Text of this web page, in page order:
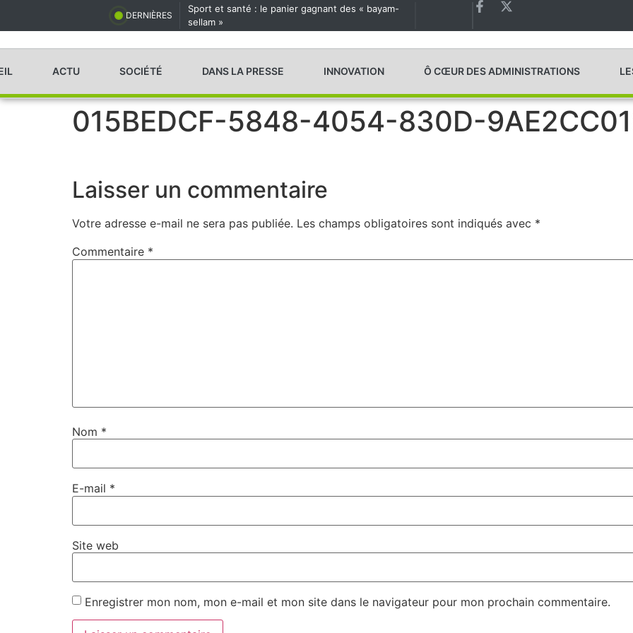
DERNIÈRES
Sport et santé : le panier gagnant des « bayam-
sellam »
Les États généraux de la Santé en préparation
ACTU SOCIÉTÉ DANS LA PRESSE INNOVATION Ô CŒUR DES ADMINISTRATIONS
015BEDCF-5848-4054-830D-
Laisser un commentaire
Votre adresse e-mail ne sera pas publiée. Les champs obligatoires sont indiqués avec *
Commentaire *
Nom *
E-mail *
Site web
Enregistrer mon nom, mon e-mail et mon site dans le navigateur pour mon prochain commentaire.